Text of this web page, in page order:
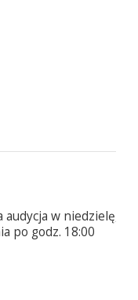
audycja w niedzielę,
po godz. 18:00